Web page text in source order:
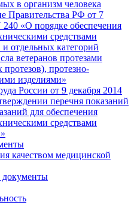
в организм человека
Правительства РФ от 7
240 «О порядке обеспечения
средствами
отдельных категорий
ветеранов протезами
протезно-
изделиями»
России от 9 декабря 2014
перечня показаний
для обеспечения
средствами
качеством медицинской